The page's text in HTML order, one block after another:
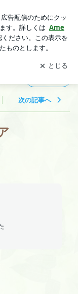
受け取りまし
開く
次の記事へ